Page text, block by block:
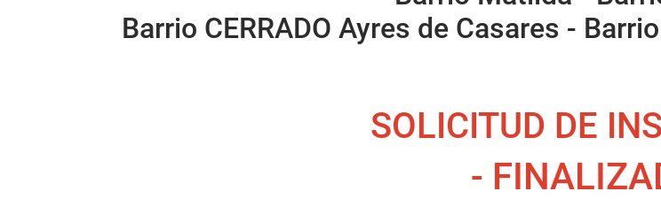
Barrio CERRADO Ayres de Casares -
SOLICITUD DE
-